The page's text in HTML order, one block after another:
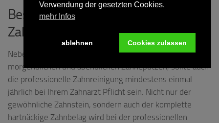
Besser fühlen mit professioneller
Zahnreinigung
Neben dem normalen Pflegeprogramm, also
morgendlichen und abendlichen Zähneputzen, sollte auch
die professionelle Zahnreinigung mindestens einmal
jährlich bei Ihrem Zahnarzt Pflicht sein. Nicht nur der
gewöhnliche Zahnstein, sondern auch der komplette
hartnäckige Zahnbelag wird bei der professionellen
Verwendung der gesetzten Cookies.
mehr Infos
ablehnen Cookies zulassen